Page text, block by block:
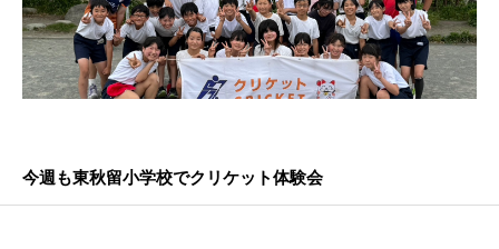
今週も東秋留小学校でクリケット体験会